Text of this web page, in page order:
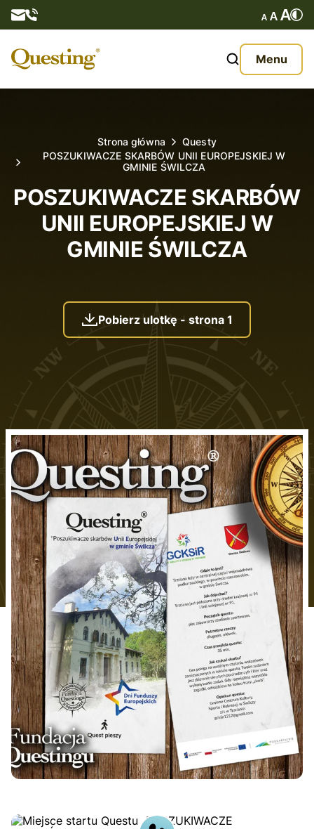
Menu
O nas
Aktualności
Kontakt
Strona główna
Questy
POSZUKIWACZE SKARBÓW UNII EUROPEJSKIEJ W
GMINIE ŚWILCZA
POSZUKIWACZE SKARBÓW
UNII EUROPEJSKIEJ W
GMINIE ŚWILCZA
Pobierz ulotkę - strona 1